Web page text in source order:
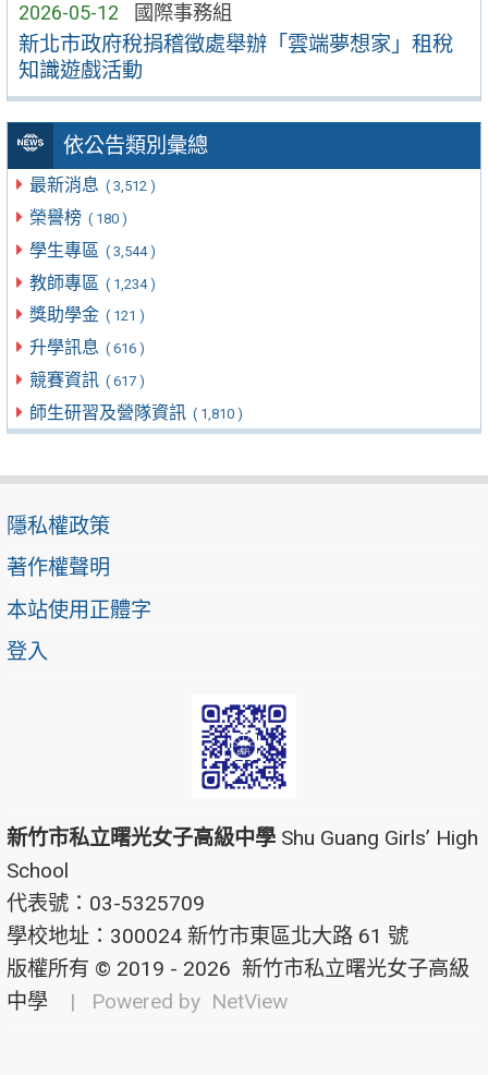
2026-05-12 國際事務組
新北市政府稅捐稽徵處舉辦「雲端夢想家」租稅
知識遊戲活動
依公告類別彙總
最新消息 ( 3,512 )
榮譽榜 ( 180 )
學生專區 ( 3,544 )
教師專區 ( 1,234 )
獎助學金 ( 121 )
升學訊息 ( 616 )
競賽資訊 ( 617 )
師生研習及營隊資訊 ( 1,810 )
隱私權政策
著作權聲明
本站使用正體字
登入
新竹市私立曙光女子高級中學 Shu Guang Girls’ High
School
代表號：03-5325709
學校地址：300024 新竹市東區北大路 61 號
版權所有 © 2019 - 2026 新竹市私立曙光女子高級
中學
| Powered by NetView